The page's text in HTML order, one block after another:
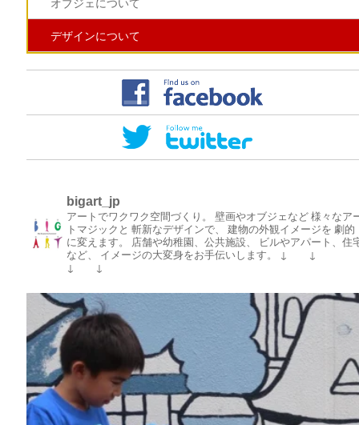
デザインについて
bigart_jp
アートでワクワク空間づくり。 壁画やオブジェなど様々なア
トマジックと 斬新なデザインで、 建物の外観イメージを 劇的
に変えます。
店舗や幼稚園、公共施設、
ビルやアパート、住
など、
イメージの大変身をお手伝いします。
↓ ↓
↓ ↓